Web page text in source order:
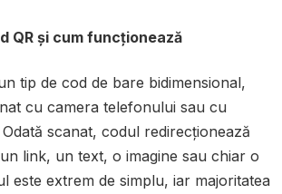
QR și cum funcționează
tip de cod de bare bidimensional,
cu camera telefonului sau cu
scanat, codul redirecționează
link, un text, o imagine sau chiar o
este extrem de simplu, iar majoritatea